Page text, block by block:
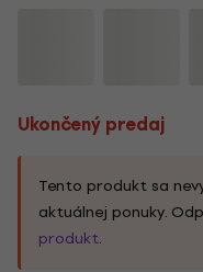
Ukončený predaj
Tento produkt sa
aktuálnej ponuky.
produkt.